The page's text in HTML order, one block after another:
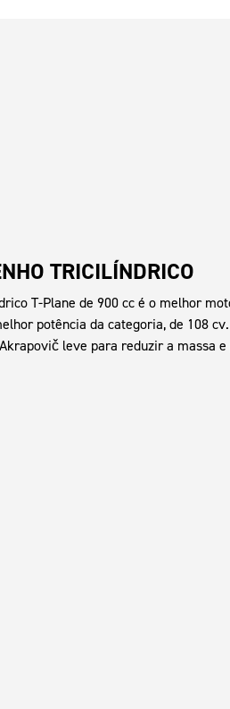
TRICILÍNDRICO
T-Plane de 900 cc é o melhor
potência da categoria, de 108
leve para reduzir a massa